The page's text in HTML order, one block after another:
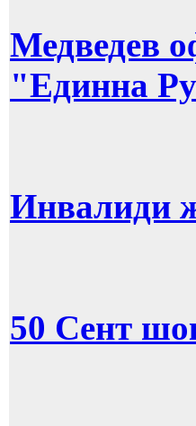
Медведев
"Единна
Инвалиди
50 Сент